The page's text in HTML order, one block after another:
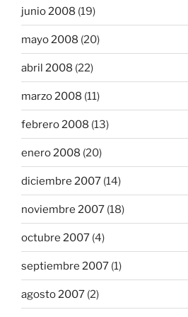
junio 2008 (19)
mayo 2008 (20)
abril 2008 (22)
marzo 2008 (11)
febrero 2008 (13)
enero 2008 (20)
diciembre 2007 (14)
noviembre 2007 (18)
octubre 2007 (4)
septiembre 2007 (1)
agosto 2007 (2)